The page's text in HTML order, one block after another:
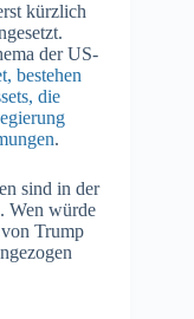
kürzlich
der US-
bestehen
die
.
sind in der
Wen würde
Trump